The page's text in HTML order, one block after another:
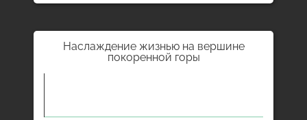
Наслаждение жизнью на вершине
покоренной горы